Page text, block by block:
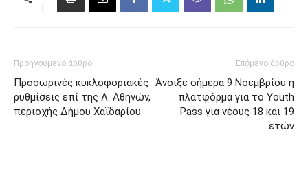
Προηγούμενο άρθρο
Προσωρινές κυκλοφοριακές
ρυθμίσεις επί της Λ. Αθηνών,
περιοχής Δήμου Χαϊδαρίου
Επόμενο άρθρο
Άνοιξε σήμερα 9 Νοεμβρίου η
πλατφόρμα για το Υouth
Pass για νέους 18 και 19
ετών